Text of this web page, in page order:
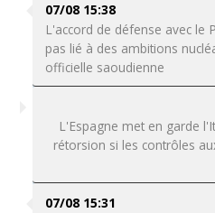
07/08 15:38
L'accord de défense avec le
pas lié à des ambitions
officielle saoudienne
L'Espagne met en garde
rétorsion si les contrôles
07/08 15:31